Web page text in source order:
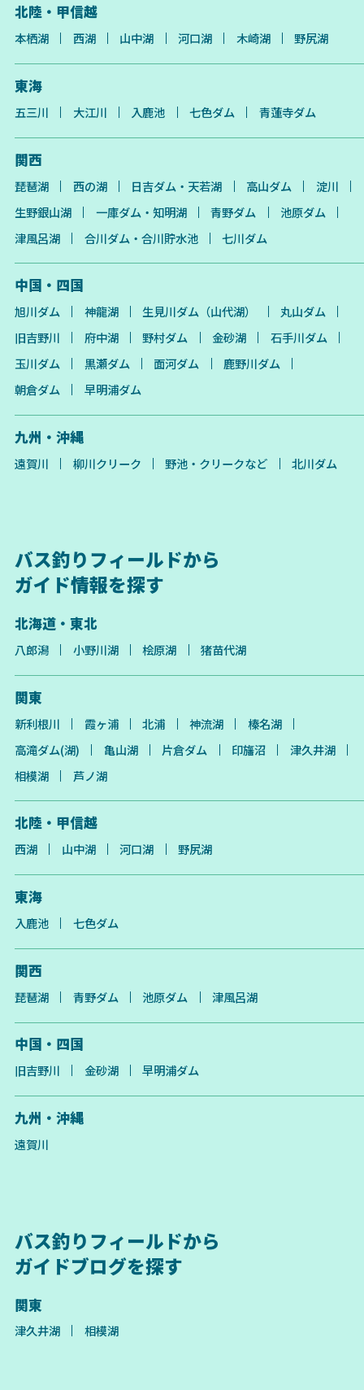
北陸・甲信越
本栖湖 西湖 山中湖 河口湖 木崎湖 野尻湖
東海
五三川 大江川 入鹿池 七色ダム 青蓮寺ダム
関西
琵琶湖 西の湖 日吉ダム・天若湖 高山ダム
淀川
生野銀山湖
一庫ダム・知明湖 青野ダム
池原ダム
津風呂湖
合川ダム・合川貯水池 七川ダム
中国・四国
旭川ダム 神龍湖 生見川ダム（山代湖）
丸山ダム
旧吉野川
府中湖 野村ダム 金砂湖
石手川ダム
玉川ダム
黒瀬ダム 面河ダム
鹿野川ダム
朝倉ダム
早明浦ダム
九州・沖縄
遠賀川 柳川クリーク 野池・クリークなど 北川ダム
バス釣りフィールドから
ガイド情報を探す
北海道・東北
八郎潟 小野川湖 桧原湖 猪苗代湖
関東
新利根川 霞ヶ浦 北浦 神流湖
榛名湖
高滝ダム(湖)
亀山湖 片倉ダム 印旛沼
津久井湖
相模湖
芦ノ湖
北陸・甲信越
西湖 山中湖 河口湖 野尻湖
東海
入鹿池 七色ダム
関西
琵琶湖 青野ダム 池原ダム 津風呂湖
中国・四国
旧吉野川 金砂湖 早明浦ダム
九州・沖縄
遠賀川
バス釣りフィールドから
ガイドブログを探す
関東
津久井湖 相模湖